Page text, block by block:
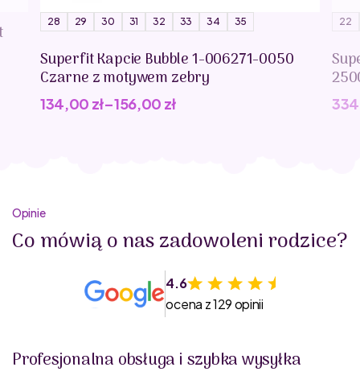
28 29 30 31 32 33 34 35
Superfit Kapcie Bubble 1-006271-0050
Czarne z motywem zebry
134,00 zł–156,00 zł
22
Opinie
Co mówią o nas zadowoleni rodzice?
4.6
ocena z 129 opinii
Profesjonalna obsługa i szybka wysyłka